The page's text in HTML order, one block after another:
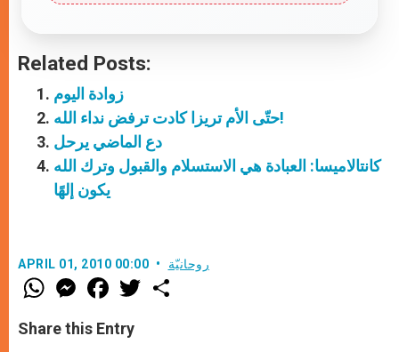
Related Posts:
زوادة اليوم
حتّى الأم تريزا كادت ترفض نداء الله!
دع الماضي يرحل
كانتالاميسا: العبادة هي الاستسلام والقبول وترك الله
يكون إلهًا
APRIL 01, 2010 00:00 روحانيّة
W
h
t
s
M
e
s
e
F
a
e
b
w
Share this Entry